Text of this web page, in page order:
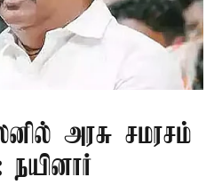
அரசு சமரசம்